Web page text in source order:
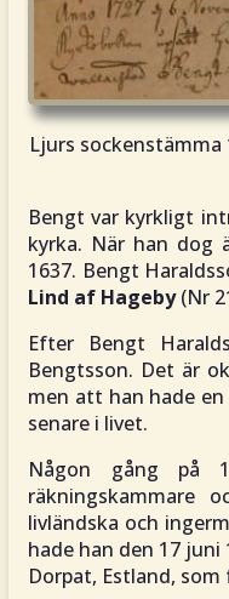
Ljurs
Bengt var kyrkligt
kyrka. När han dog
1637. Bengt
Lind af Hageby(Nr
Efter Bengt
Bengtsson. Det är
men att han hade
senare i livet.
Någon gång på
räkningskammare
livländska och
hade han den 17
Dorpat, Estland,